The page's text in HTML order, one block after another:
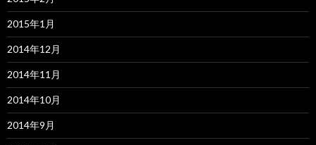
2015年1月
2014年12月
2014年11月
2014年10月
2014年9月